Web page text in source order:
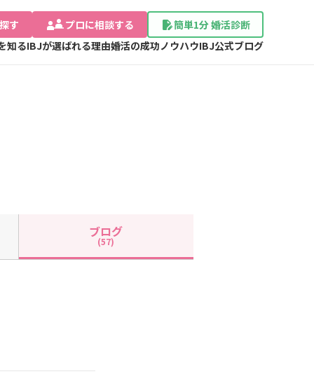
す プロに相談する
簡単1分 婚活診断
知るIBJが選ばれる理由婚活の成功ノウハウIBJ公式ブログ
ブログ
(57)